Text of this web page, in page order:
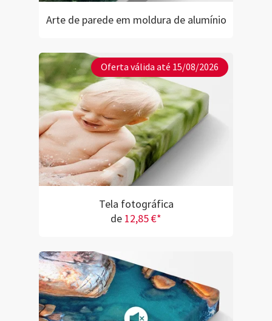
Arte de parede em moldura de alumínio
Oferta válida até 15/08/2026
Tela fotográfica
de 12,85 €*